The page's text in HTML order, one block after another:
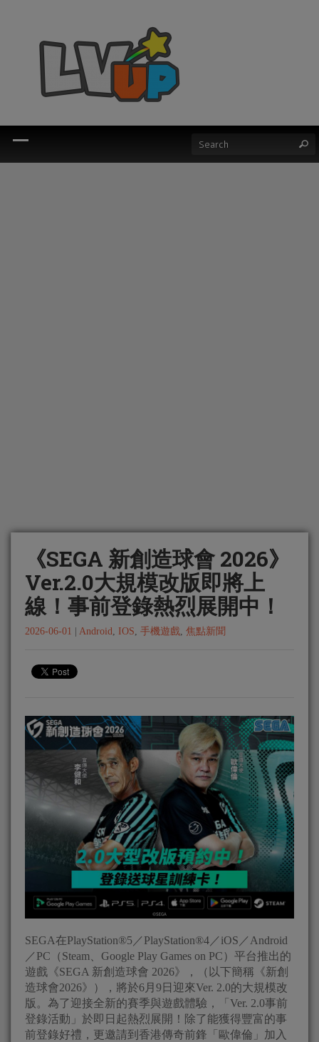
《SEGA 新創造球會 2026》
Ver.2.0大規模改版即將上
線！事前登錄熱烈展開中！
2026-06-01 Android, IOS, 手機遊戲, 焦點新聞
SEGA在PlayStation®5／PlayStation®4／iOS／Android
／PC（Steam、Google Play Games on PC）平台推出的
遊戲《SEGA 新創造球會 2026》，（以下簡稱《新創
造球會2026》），將於6月9日迎來Ver. 2.0的大規模改
版。為了迎接全新的賽季與遊戲體驗，「Ver. 2.0事前
登錄活動」於即日起熱烈展開！除了能獲得豐富的事
前登錄好禮，更邀請到香港傳奇前鋒「歐偉倫」加入